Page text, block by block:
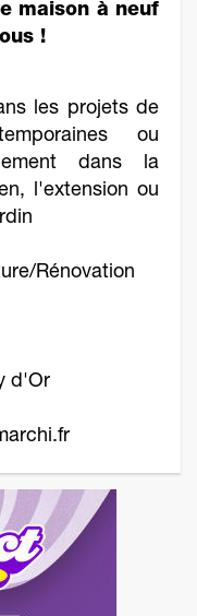
maison à neuf
!
les projets de
ou
dans la
l'extension ou
Rénovation
d'Or